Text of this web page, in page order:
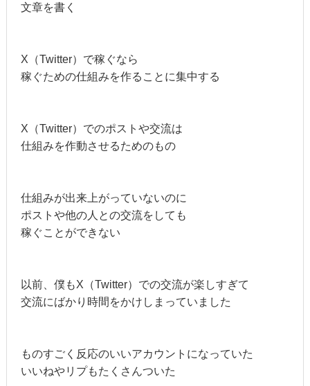
文章を書く
X（Twitter）で稼ぐなら
稼ぐための仕組みを作ることに集中する
X（Twitter）でのポストや交流は
仕組みを作動させるためのもの
仕組みが出来上がっていないのに
ポストや他の人との交流をしても
稼ぐことができない
以前、僕もX（Twitter）での交流が楽しすぎて
交流にばかり時間をかけしまっていました
ものすごく反応のいいアカウントになっていた
いいねやリプもたくさんついた